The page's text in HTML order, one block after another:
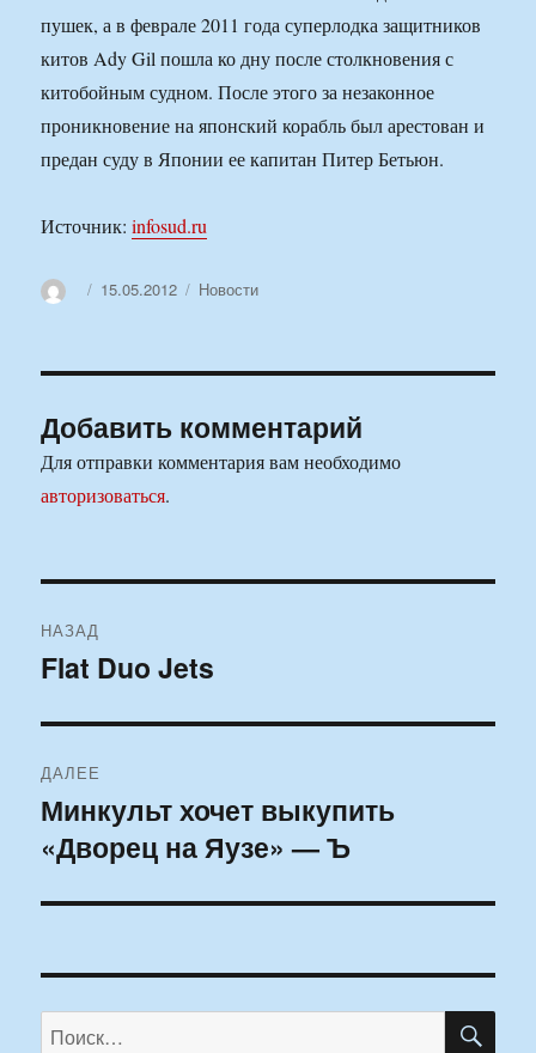
пушек, а в феврале 2011 года суперлодка защитников
китов Ady Gil пошла ко дну после столкновения с
китобойным судном. После этого за незаконное
проникновение на японский корабль был арестован и
предан суду в Японии ее капитан Питер Бетьюн.
Источник:infosud.ru
АвторОпубликовано
15.05.2012 Рубрики
Новости
Добавить комментарий
Для отправки комментария вам необходимо
авторизоваться.
по
НАЗАД
Предыдущая
Flat Duo Jets
ДАЛЕЕ
Следующая
запись:
Минкульт хочет выкупить
«Дворец на Яузе» — Ъ
Искать: